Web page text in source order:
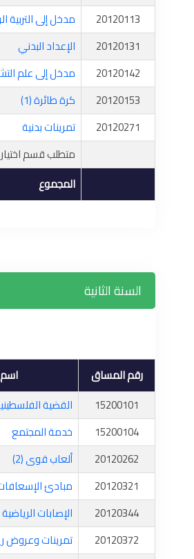
20120113
مدخل إلى التربية
20120131
الإعداد البدني
20120142
مدخل إلى علم
20120153
كرة طائرة (1)
20120271
تمرينات بدنية
متطلب قسم
المجموع
السنة الثانية
رقم المساق
15200101
القضية
15200104
خدمة المجتمع
20120262
ألعاب قوى (2)
20120321
مبادئ
20120344
الإصابات
20120372
تمرينات وعروض